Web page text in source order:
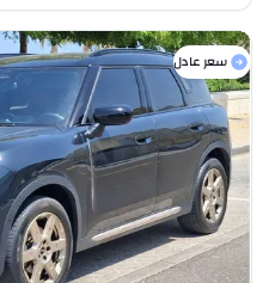
سعر عادل